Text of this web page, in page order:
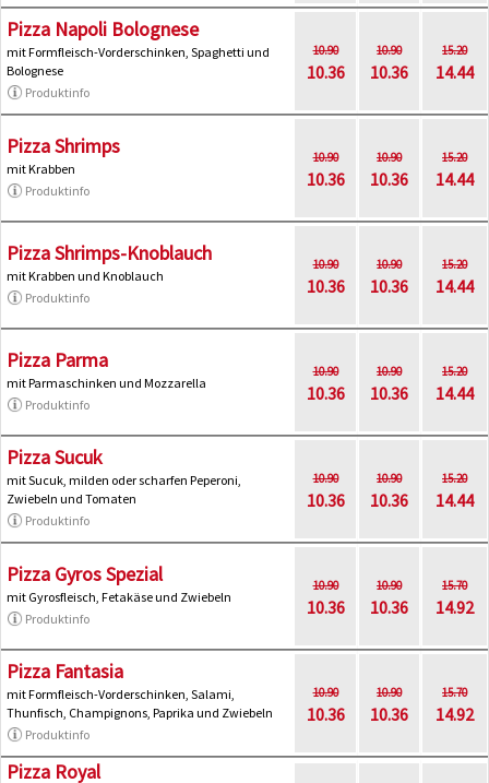
Pizza Napoli Bolognese
mit Formfleisch-Vorderschinken, Spaghetti und
Bolognese
Produktinfo
10.90
10.36
10.90
10.36
15.20
14.44
Pizza Shrimps
mit Krabben
Produktinfo
10.90
10.36
10.90
10.36
15.20
14.44
Pizza Shrimps-Knoblauch
mit Krabben und Knoblauch
Produktinfo
10.90
10.36
10.90
10.36
15.20
14.44
Pizza Parma
mit Parmaschinken und Mozzarella
Produktinfo
10.90
10.36
10.90
10.36
15.20
14.44
Pizza Sucuk
mit Sucuk, milden oder scharfen Peperoni,
Zwiebeln und Tomaten
Produktinfo
10.90
10.36
10.90
10.36
15.20
14.44
Pizza Gyros Spezial
mit Gyrosfleisch, Fetakäse und Zwiebeln
Produktinfo
10.90
10.36
10.90
10.36
15.70
14.92
Pizza Fantasia
mit Formfleisch-Vorderschinken, Salami,
Thunfisch, Champignons, Paprika und Zwiebeln
Produktinfo
10.90
10.36
10.90
10.36
15.70
14.92
Pizza Royal